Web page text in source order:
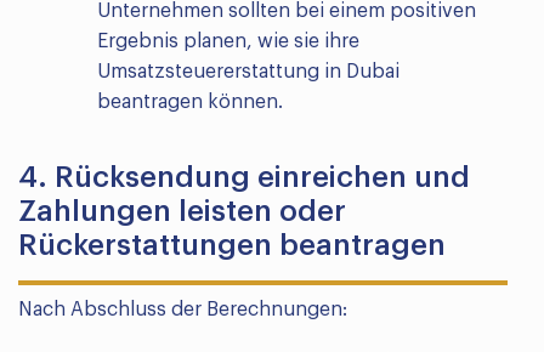
Unternehmen sollten bei einem positiven
Ergebnis planen, wie sie ihre
Umsatzsteuererstattung in Dubai
beantragen können.
4. Rücksendung einreichen und
Zahlungen leisten oder
Rückerstattungen beantragen
Nach Abschluss der Berechnungen: